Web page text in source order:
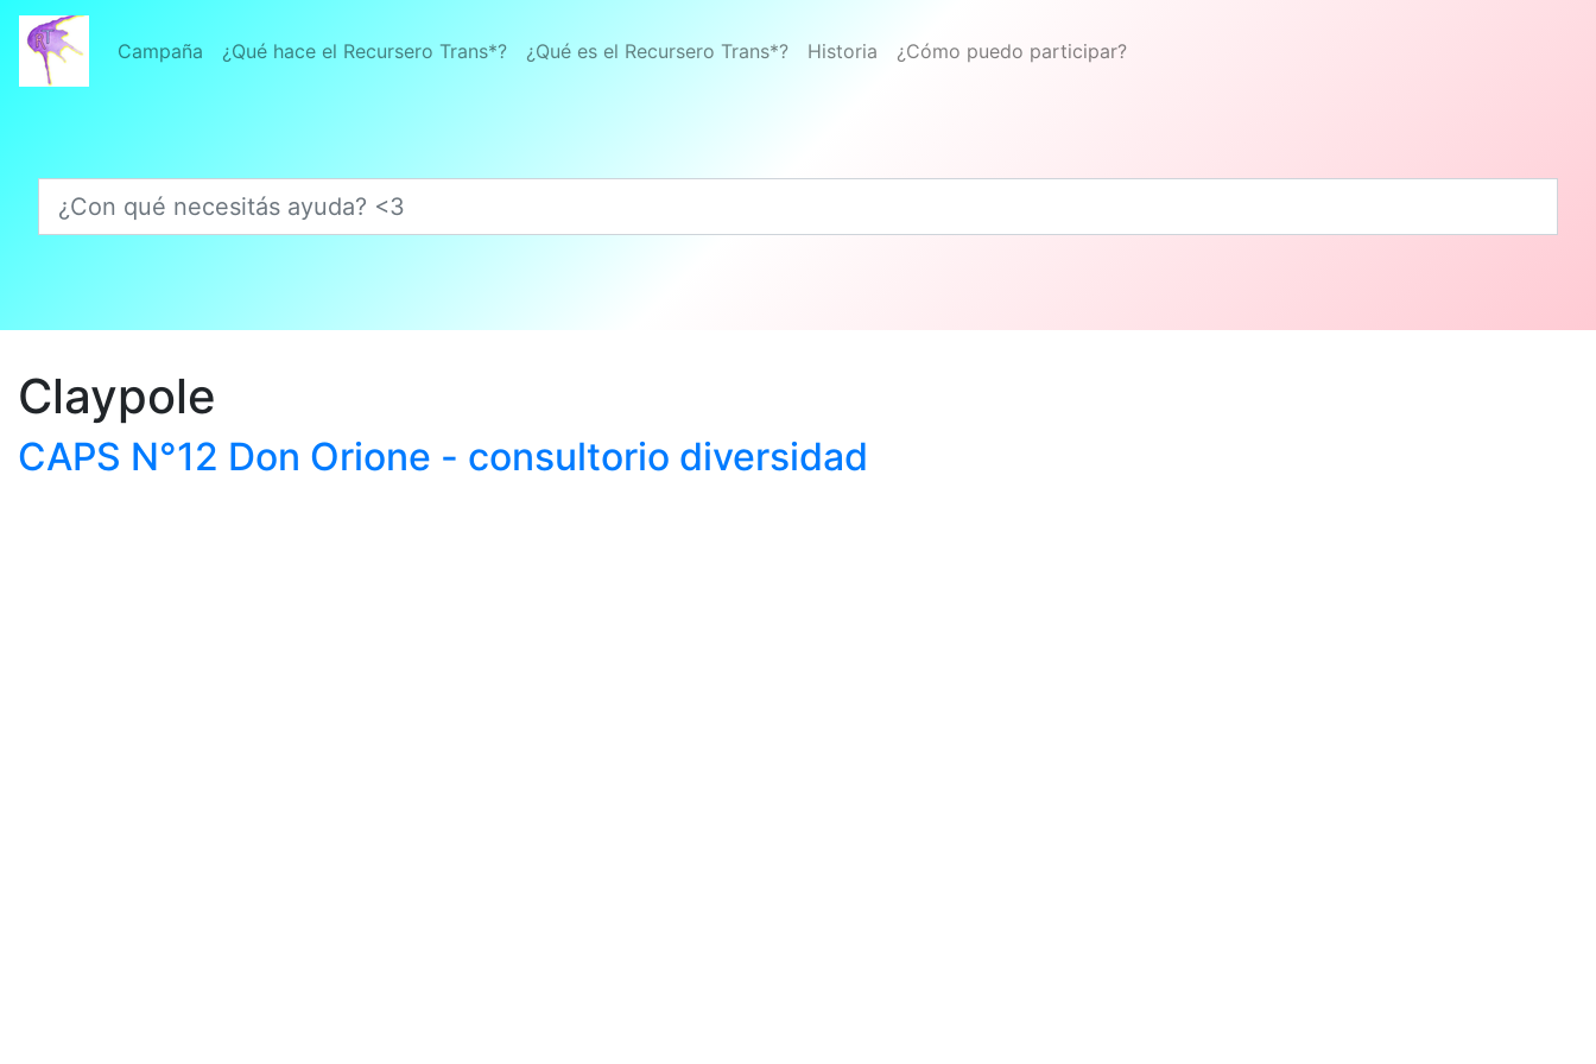
Campaña ¿Qué hace el Recursero Trans*? ¿Qué es el Recursero Trans*? Historia ¿Cómo puedo participar?
¿Con qué necesitás ayuda? <3
Claypole
CAPS N°12 Don Orione - consultorio diversidad